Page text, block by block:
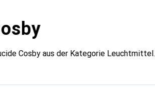
Cosby aus der Kategorie Leuchtmittel.